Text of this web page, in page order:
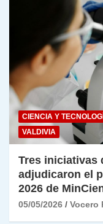
CIENCIA Y
VALDIVIA
Tres iniciativas
adjudicaron el
2026 de
05/05/2026 Vocero